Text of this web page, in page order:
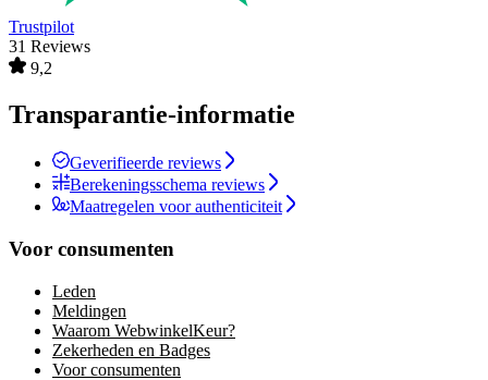
Trustpilot
31 Reviews
9,2
Transparantie-informatie
Geverifieerde reviews
Berekeningsschema reviews
Maatregelen voor authenticiteit
Voor consumenten
Leden
Meldingen
Waarom WebwinkelKeur?
Zekerheden en Badges
Voor consumenten